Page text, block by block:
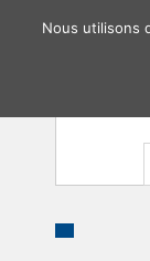
Nous utilisons